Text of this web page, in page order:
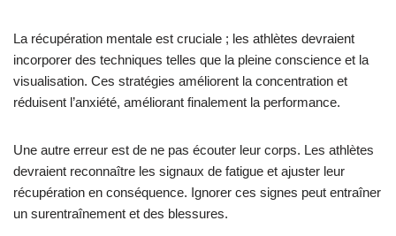
La récupération mentale est cruciale ; les athlètes devraient
incorporer des techniques telles que la pleine conscience et la
visualisation. Ces stratégies améliorent la concentration et
réduisent l’anxiété, améliorant finalement la performance.
Une autre erreur est de ne pas écouter leur corps. Les athlètes
devraient reconnaître les signaux de fatigue et ajuster leur
récupération en conséquence. Ignorer ces signes peut entraîner
un surentraînement et des blessures.